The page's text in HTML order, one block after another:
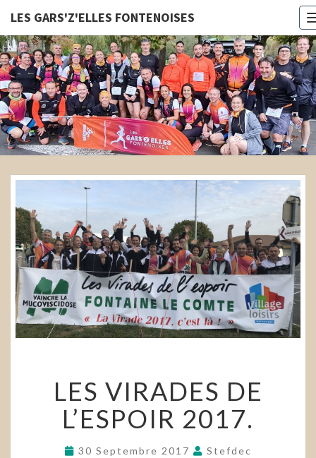
LES GARS'Z'ELLES FONTENOISES
LES
VIRADES
DE
L’ESPOIR
2017.
LES VIRADES DE
L’ESPOIR 2017.
30 Septembre 2017 Stefdec